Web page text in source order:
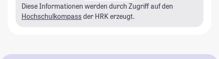
Diese Informationen werden durch Zugriff auf den
Hochschulkompass der HRK erzeugt.